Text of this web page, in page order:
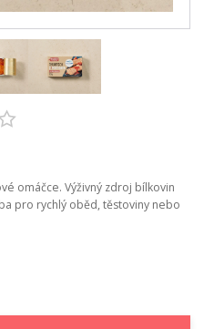
omáčce. Výživný zdroj bílkovin
pro rychlý oběd, těstoviny nebo